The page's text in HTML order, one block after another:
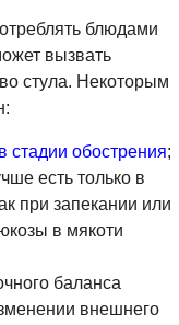
блюдами
вызвать
стула. Некоторым
стадии обострения;
есть только в
при запекании или
в мякоти
баланса
внешнего